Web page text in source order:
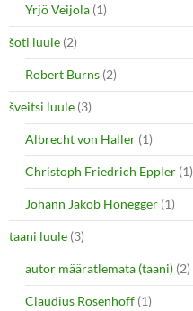
Yrjö Veijola (1)
šoti luule (2)
Robert Burns (2)
šveitsi luule (3)
Albrecht von Haller (1)
Christoph Friedrich Eppler (1)
Johann Jakob Honegger (1)
taani luule (3)
autor määratlemata (taani) (2)
Claudius Rosenhoff (1)